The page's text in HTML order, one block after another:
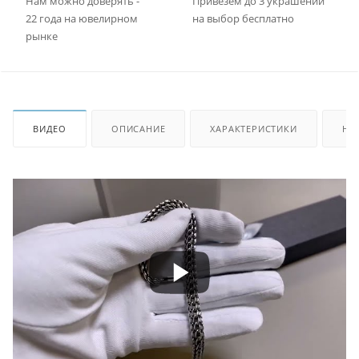
22 года на ювелирном
рынке
на выбор бесплатно
ВИДЕО ОПИСАНИЕ ХАРАКТЕРИСТИКИ